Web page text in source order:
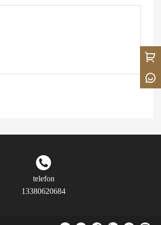
telefon
13380620684